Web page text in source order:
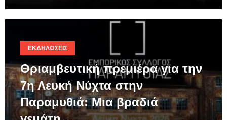
ΕΚΔΗΛΏΣΕΙΣ
Θριαμβευτική πρεμιέρα για την
7η Λευκή Νύχτα στην
Παραμυθιά: Μια βραδιά